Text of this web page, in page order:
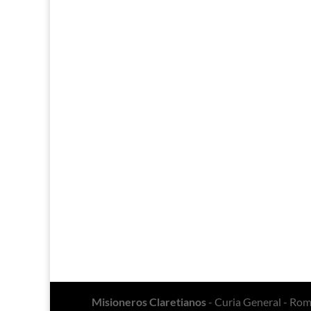
Misioneros Claretianos - Curia General -